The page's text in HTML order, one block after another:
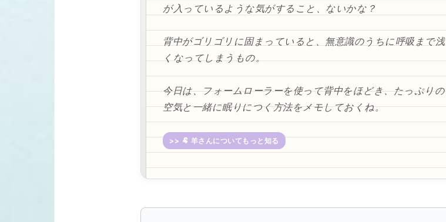
が入っているような気がすること、ないかな？
背中がゴリゴリに固まっていると、無意識のうちに呼吸まで浅
くなってしまうもの。
今日は、フォームローラーを使って背中をほどき、たっぷりの
空気と一緒に眠りにつく方法をメモしておくね。
>> 🐏 羊さんについてもっと知る